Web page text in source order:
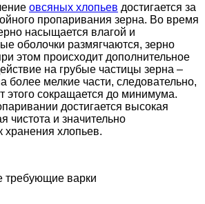
овсяных хлопьев достигается за
пропаривания зерна. Во время
насыщается влагой и
оболочки размягчаются, зерно
этом происходит дополнительное
на грубые частицы зерна –
более мелкие части, следовательно,
этого сокращается до минимума.
достигается высокая
чистота и значительно
хранения хлопьев.
требующие варки